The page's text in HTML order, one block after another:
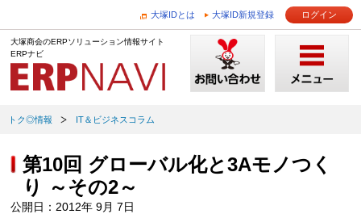
大塚IDとは 大塚ID新規登録 ログイン
大塚商会のERPソリューション情報サイト
ERPナビ
トク◎情報 IT＆ビジネスコラム
第10回 グローバル化と3Aモノつく
り ～その2～
公開日：2012年 9月 7日